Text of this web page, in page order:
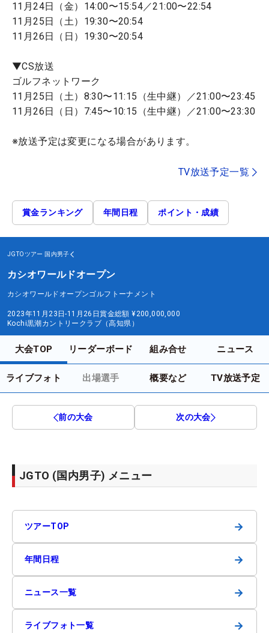
11月24日（金）14:00〜15:54／21:00〜22:54
11月25日（土）19:30〜20:54
11月26日（日）19:30〜20:54
▼CS放送
ゴルフネットワーク
11月25日（土）8:30〜11:15（生中継）／21:00〜23:45
11月26日（日）7:45〜10:15（生中継）／21:00〜23:30
※放送予定は変更になる場合があります。
TV放送予定一覧
賞金ランキング 年間日程 ポイント・成績
JGTOツアー 国内男子
カシオワールドオープン
カシオワールドオープンゴルフトーナメント
2023年11月23日-11月26日賞金総額 ¥200,000,000
Kochi黒潮カントリークラブ（高知県）
大会TOP リーダーボード 組み合せ ニュース
ライブフォト 出場選手 概要など TV放送予定
前の大会 次の大会
JGTO (国内男子) メニュー
ツアーTOP →
年間日程 →
ニュース一覧 →
ライブフォト一覧 →